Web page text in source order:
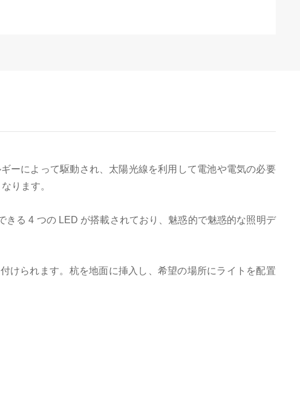
ーによって駆動され、太陽光線を利用して電池や電気の必要
ります。
る 4 つの LED が搭載されており、魅惑的で魅惑的な照明デ
けられます。杭を地面に挿入し、希望の場所にライトを配置